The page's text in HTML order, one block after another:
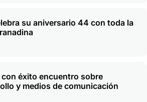
su aniversario 44 con toda la
con éxito encuentro sobre
y medios de comunicación